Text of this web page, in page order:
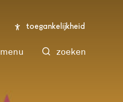
toegankelijkheid
menu zoeken